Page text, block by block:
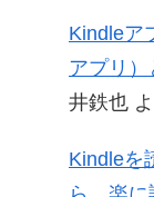
Kindleア
アプリ
井鉄也
Kindleを